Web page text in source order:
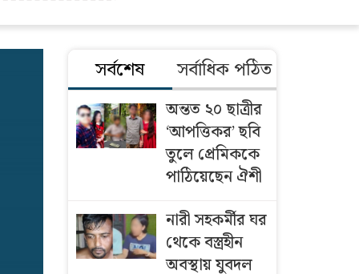
সর্বশেষ সর্বাধিক পঠিত
অন্তত ২০ ছাত্রীর
‘আপত্তিকর’ ছবি
তুলে প্রেমিককে
পাঠিয়েছেন ঐশী
নারী সহকর্মীর ঘর
থেকে বস্ত্রহীন
অবস্থায় যুবদল